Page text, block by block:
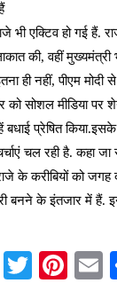
भी एक्टिव हो गई हैं.
की, वहीं
ही नहीं, पीएम
को सोशल मीडिया पर
बधाई प्रेषित
चल रही है. कहा
के करीबियों को जगह
बनने के इंतजार में हैं.
T
T
Pi